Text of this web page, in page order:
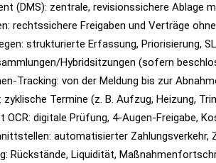
(DMS): zentrale, revisionssichere Ablage
rechtssichere Freigaben und Verträge
strukturierte Erfassung, Priorisierung,
Hybridsitzungen (sofern
Tracking: von der Meldung bis zur
Termine (z. B. Aufzug, Heizung,
digitale Prüfung, 4-Augen-Freigabe,
automatisierter Zahlungsverkehr,
Rückstände, Liquidität,